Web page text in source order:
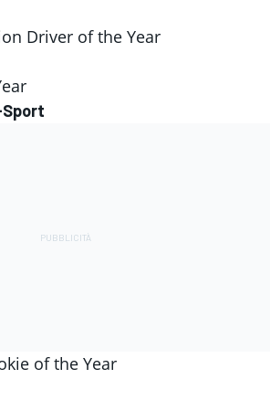
Driver of the Year
Sport
of the Year